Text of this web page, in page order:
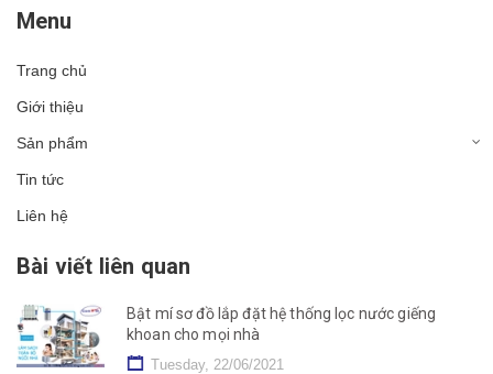
Menu
Trang chủ
Giới thiệu
Sản phẩm
Tin tức
Liên hệ
Bài viết liên quan
Bật mí sơ đồ lắp đặt hệ thống lọc nước giếng
khoan cho mọi nhà
Tuesday, 22/06/2021